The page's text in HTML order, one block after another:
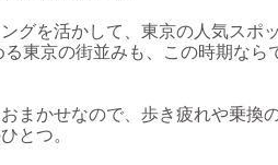
グを活かして、東京の人気スポ
東京の街並みも、この時期な
まかせなので、歩き疲れや乗換
とつ。